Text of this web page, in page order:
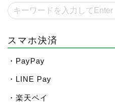
スマホ決済
・PayPay
・LINE Pay
・楽天ペイ